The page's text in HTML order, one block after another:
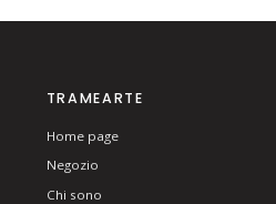
TRAMEARTE
Home page
Negozio
Chi sono